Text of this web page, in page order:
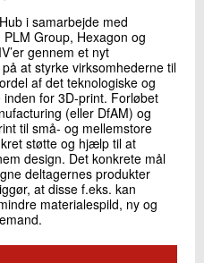
i samarbejde med
Group, Hexagon og
gennem et nyt
at styrke virksomhederne til
af det teknologiske og
for 3D-print. Forløbet
(eller DfAM) og
til små- og mellemstore
støtte og hjælp til at
design. Det konkrete mål
deltagernes produkter
at disse f.eks. kan
materialespild, ny og